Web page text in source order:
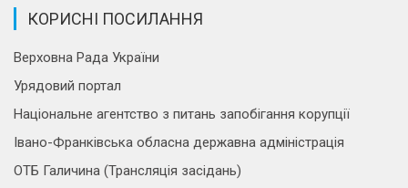
КОРИСНІ ПОСИЛАННЯ
Верховна Рада України
Урядовий портал
Національне агентство з питань запобігання корупції
Івано-Франківська обласна державна адміністрація
ОТБ Галичина (Трансляція засідань)